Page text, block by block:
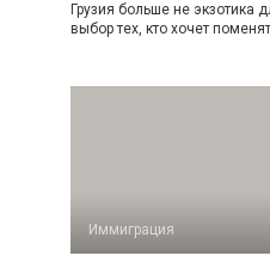
Грузия больше не экзотика
выбор тех, кто хочет
Иммиграция